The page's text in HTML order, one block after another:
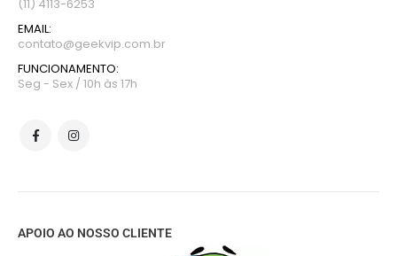
(11) 4113-6253
EMAIL:
contato@geekvip.com.br
FUNCIONAMENTO:
Seg - Sex / 10h às 17h
APOIO AO NOSSO CLIENTE